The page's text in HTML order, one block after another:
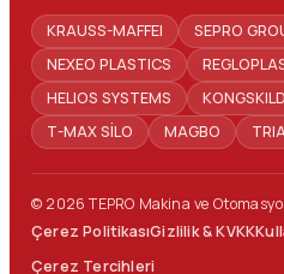
KRAUSS-MAFFEI SEPRO
NEXEO PLASTICS
HELIOS SYSTEMS
T-MAX SİLO
MAGBO
© 2026 TEPRO Makina ve
Çerez PolitikasıGizlilik & KVKK
Çerez Tercihleri